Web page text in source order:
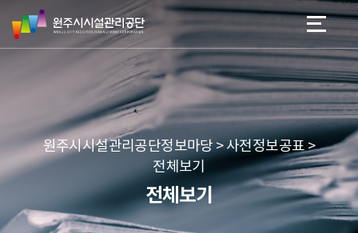
네
본문 바로가기
메뉴 바로가기
원
주
시
리
공
단
원주시시설관리공단정보마당 > 사전정보공표 >
전체보기
전체보기